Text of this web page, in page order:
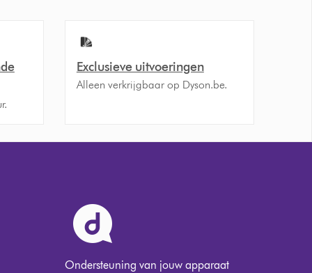
Exclusieve uitvoeringen
Alleen verkrijgbaar op Dyson.be.
Ondersteuning van jouw apparaat